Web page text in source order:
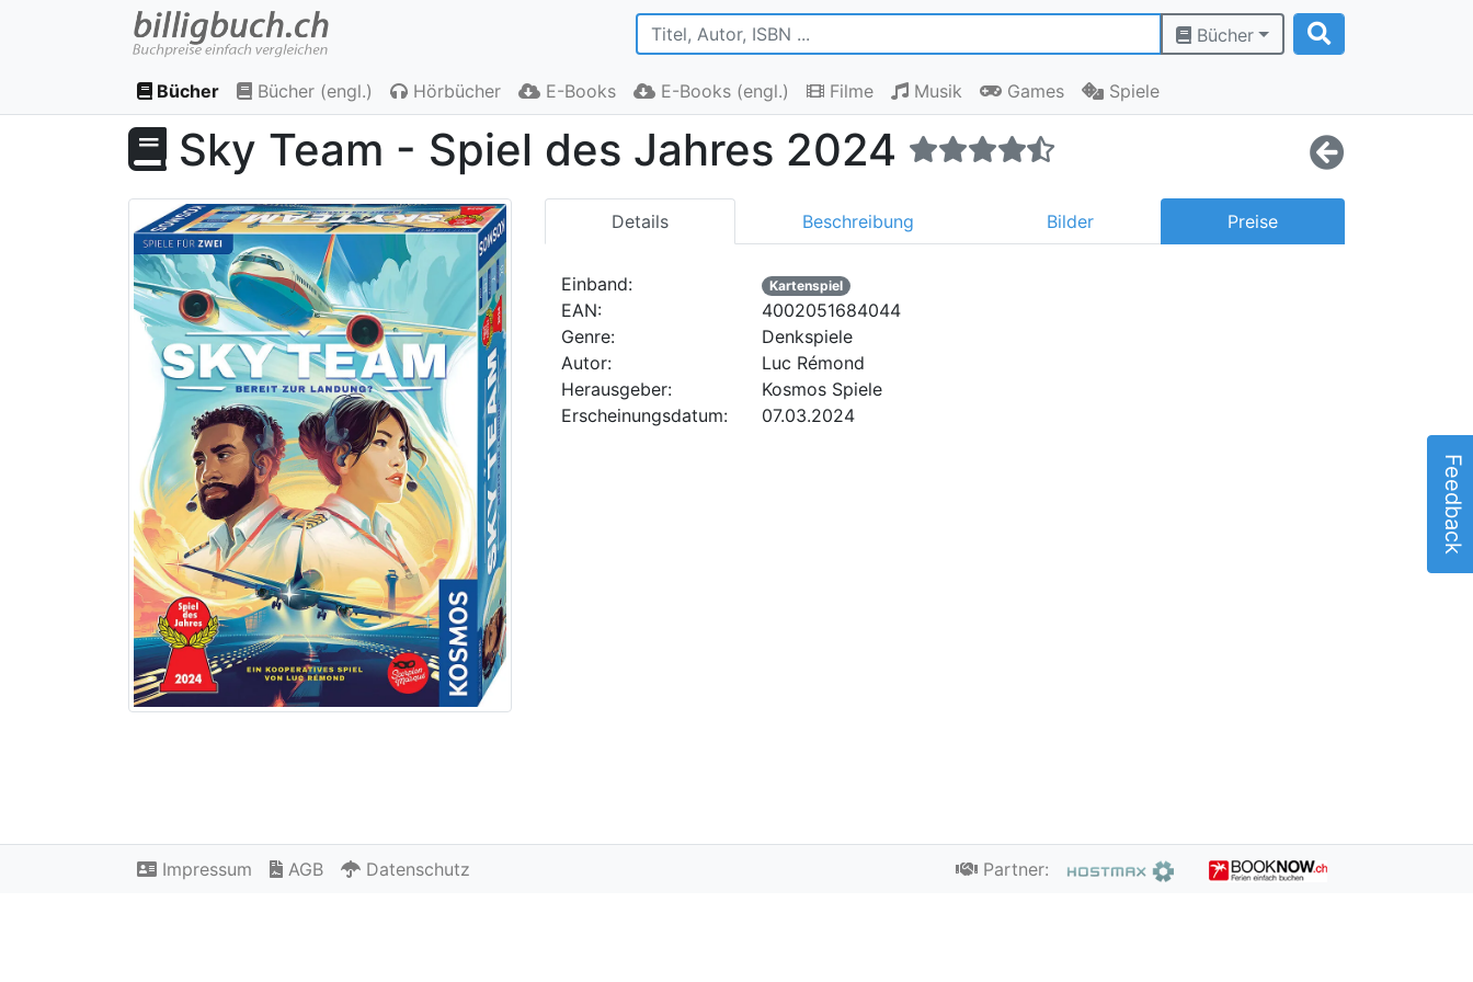
Bücher
Bücher Bücher (engl.) Hörbücher E-Books E-Books (engl.) Filme Musik Games Spiele
Sky Team - Spiel des Jahres 2024
Details Beschreibung Bilder Preise
Einband: Kartenspiel
EAN:
4002051684044
Genre:
Denkspiele
Autor:
Luc Rémond
Herausgeber:
Kosmos Spiele
Erscheinungsdatum:
07.03.2024
Impressum AGB Datenschutz Partner:
Feedback